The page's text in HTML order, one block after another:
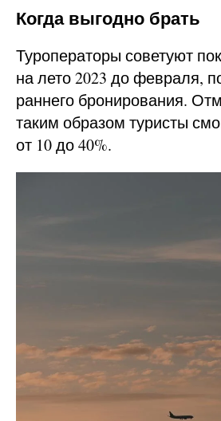
Когда выгодно брать
Туроператоры советуют
на лето 2023 до февраля,
раннего бронирования.
таким образом туристы
от 10 до 40%.